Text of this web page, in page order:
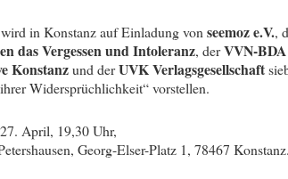
in Konstanz auf Einladung von seemoz e.V.,
das Vergessen und Intoleranz, derVVN-
Konstanzund derUVK Verlagsgesellschaft
Widersprüchlichkeit“ vorstellen.
April, 19,30 Uhr,
Georg-Elser-Platz 1, 78467 Konstanz.